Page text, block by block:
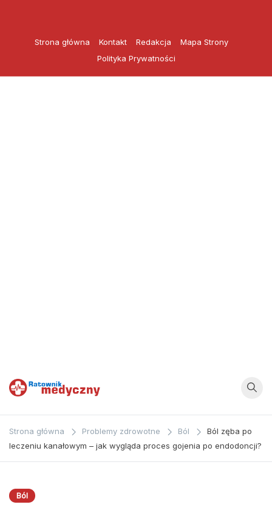
Strona główna Kontakt Redakcja
Mapa Strony
Polityka Prywatności
Ratownik
Medyczny
zagadnieniom z
bezpośrednio
Strona główna Problemy zdrowotne Ból
Ból zęba po
leczeniu kanałowym – jak wygląda proces gojenia po endodoncji?
Ból